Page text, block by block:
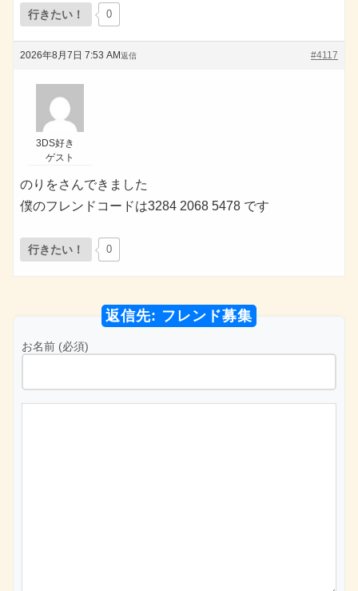
行きたい！ 0
2026年8月7日 7:53 AM #4117
返信
3DS好き
ゲスト
のりをさんできました
僕のフレンドコードは3284 2068 5478 です
行きたい！ 0
返信先: フレンド募集
お名前 (必須)